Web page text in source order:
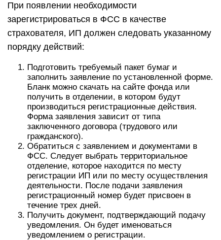
При появлении необходимости
зарегистрироваться в ФСС в качестве
страхователя, ИП должен следовать указанному
порядку действий:
Подготовить требуемый пакет бумаг и
заполнить заявление по установленной форме.
Бланк можно скачать на сайте фонда или
получить в отделении, в котором будут
производиться регистрационные действия.
Форма заявления зависит от типа
заключенного договора (трудового или
гражданского).
Обратиться с заявлением и документами в
ФСС. Следует выбрать территориальное
отделение, которое находится по месту
регистрации ИП или по месту осуществления
деятельности. После подачи заявления
регистрационный номер будет присвоен в
течение трех дней.
Получить документ, подтверждающий подачу
уведомления. Он будет именоваться
уведомлением о регистрации.